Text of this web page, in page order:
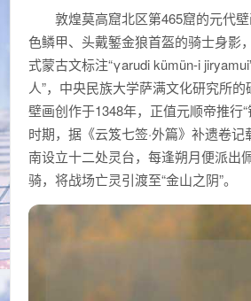
敦煌莫高窟北区第465窟的元代
色鳞甲、头戴錾金狼首盔的骑士身影
式蒙古文标注“γarudi kümün-i
人”，中央民族大学萨满文化研究所
壁画创作于1348年，正值元顺帝推行
时期，据《云笈七签·外篇》补遗卷
南设立十二处灵台，每逢朔月便派出
骑，将战场亡灵引渡至“金山之阴”。